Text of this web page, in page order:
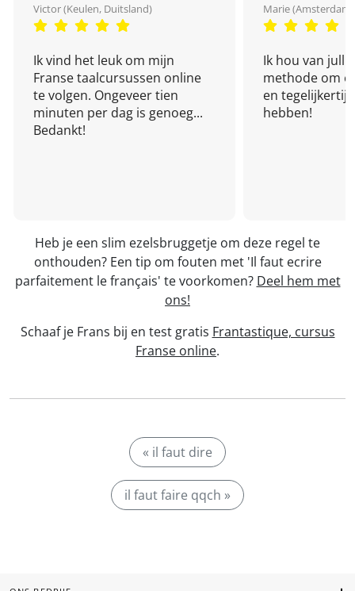
Victor (Keulen, Duitsland)
Ik vind het leuk om mijn
Franse taalcursussen online
te volgen. Ongeveer tien
minuten per dag is genoeg...
Bedankt!
Marie
Ik hou van
methode om
en
hebben!
Heb je een slim ezelsbruggetje om deze regel te
onthouden? Een tip om fouten met 'Il faut ecrire
parfaitement le français' te voorkomen? Deel hem met
ons!
Schaaf je Frans bij en test gratis Frantastique, cursus
Franse online.
« il faut dire
il faut faire qqch »